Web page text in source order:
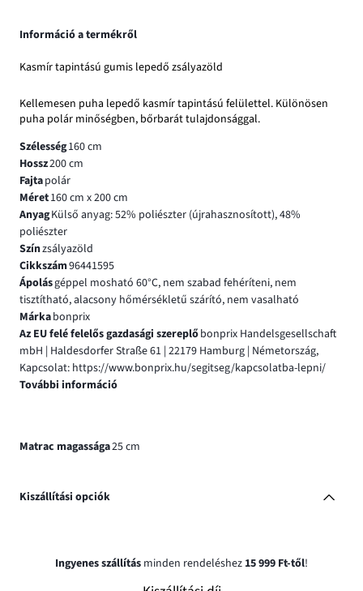
Információ a termékről
Kasmír tapintású gumis lepedő zsályazöld
Kellemesen puha lepedő kasmír tapintású felülettel. Különösen
puha polár minőségben, bőrbarát tulajdonsággal.
Szélesség160 cm
Hossz200 cm
Fajtapolár
Méret160 cm x 200 cm
AnyagKülső anyag: 52% poliészter (újrahasznosított), 48%
poliészter
Színzsályazöld
Cikkszám96441595
Ápolásgéppel mosható 60°C, nem szabad fehéríteni, nem
tisztítható, alacsony hőmérsékletű szárító, nem vasalható
Márkabonprix
Az EU felé felelős gazdasági szereplőbonprix Handelsgesellschaft
mbH | Haldesdorfer Straße 61 | 22179 Hamburg | Németország,
Kapcsolat: https://www.bonprix.hu/segitseg/kapcsolatba-lepni/
További információ
Matrac magassága25 cm
Kiszállítási opciók
Ingyenes szállítás minden rendeléshez 15 999 Ft-től!